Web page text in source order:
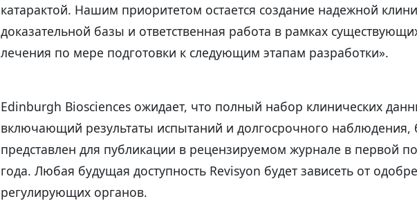
катарактой. Нашим приоритетом остается создание надежной
доказательной базы и ответственная работа в рамках
лечения по мере подготовки к следующим этапам разработки».
Edinburgh Biosciences ожидает, что полный набор клинических
включающий результаты испытаний и долгосрочного наблюдения,
представлен для публикации в рецензируемом журнале в первой
года. Любая будущая доступность Revisyon будет зависеть от
регулирующих органов.